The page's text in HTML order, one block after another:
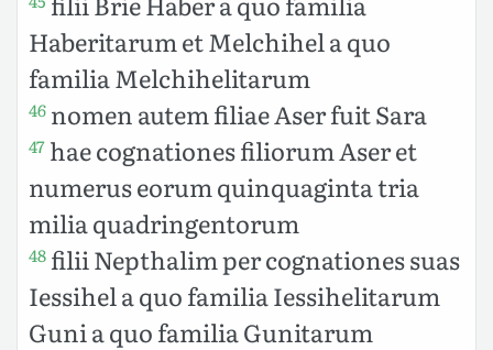
Haberitarum et Melchihel a quo
familia Melchihelitarum
46 nomen autem filiae Aser fuit Sara
47 hae cognationes filiorum Aser et
numerus eorum quinquaginta tria
milia quadringentorum
48 filii Nepthalim per cognationes suas
Iessihel a quo familia Iessihelitarum
Guni a quo familia Gunitarum